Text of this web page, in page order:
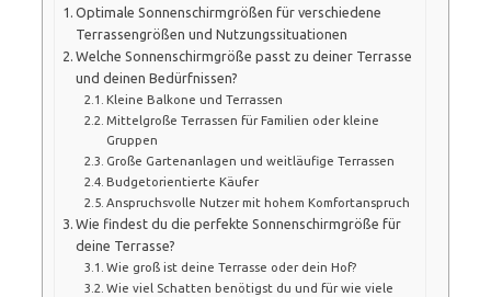
Optimale Sonnenschirmgrößen für verschiedene
Terrassengrößen und Nutzungssituationen
Welche Sonnenschirmgröße passt zu deiner Terrasse
und deinen Bedürfnissen?
Kleine Balkone und Terrassen
Mittelgroße Terrassen für Familien oder kleine
Gruppen
Große Gartenanlagen und weitläufige Terrassen
Budgetorientierte Käufer
Anspruchsvolle Nutzer mit hohem Komfortanspruch
Wie findest du die perfekte Sonnenschirmgröße für
deine Terrasse?
Wie groß ist deine Terrasse oder dein Hof?
Wie viel Schatten benötigst du und für wie viele